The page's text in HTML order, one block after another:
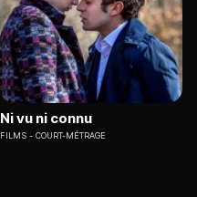
Ni vu ni connu
FILMS COURT-MÉTRAGE